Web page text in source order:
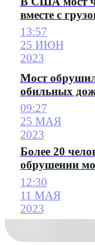
вместе с
13:57
25 ИЮН
2023
Мост
обильных
09:27
25 МАЯ
2023
Более 20
обрушении
12:30
11 МАЯ
2023